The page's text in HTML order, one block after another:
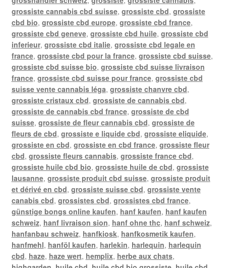
grossiste cannabis cbd suisse, grossiste cbd, grossiste
cbd bio, grossiste cbd europe, grossiste cbd france,
grossiste cbd geneve, grossiste cbd huile, grossiste cbd
inferieur, grossiste cbd italie, grossiste cbd legale en
france, grossiste cbd pour la france, grossiste cbd suisse,
grossiste cbd suisse bio, grossiste cbd suisse livraison
france, grossiste cbd suisse pour france, grossiste cbd
suisse vente cannabis léga, grossiste chanvre cbd,
grossiste cristaux cbd, grossiste de cannabis cbd,
grossiste de cannabis cbd france, grossiste de cbd
suisse, grossiste de fleur cannabis cbd, grossiste de
fleurs de cbd, grossiste e liquide cbd, grossiste eliquide,
grossiste en cbd, grossiste en cbd france, grossiste fleur
cbd, grossiste fleurs cannabis, grossiste france cbd,
grossiste huile cbd bio, grossiste huile de cbd, grossiste
lausanne, grossiste produit cbd suisse, grossiste produit
et dérivé en cbd, grossiste suisse cbd, grossiste vente
canabis cbd, grossistes cbd, grossistes cbd france,
günstige bongs online kaufen, hanf kaufen, hanf kaufen
schweiz, hanf livraison sion, hanf ohne thc, hanf schweiz,
hanfanbau schweiz, hanfkiosk, hanfkosmetik kaufen,
hanfmehl, hanföl kaufen, harlekin, harlequin, harlequin
cbd, haze, haze wert, hemplix, herbe aux chats,